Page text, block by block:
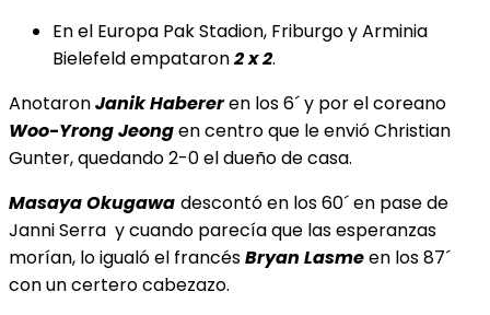
En el Europa Pak Stadion, Friburgo y Arminia
Bielefeld empataron2 x 2.
AnotaronJanik Habereren los 6´ y por el coreano
Woo-Yrong Jeongen centro que le envió Christian
Gunter, quedando 2-0 el dueño de casa.
Masaya Okugawa descontó en los 60´ en pase de
Janni Serra y cuando parecía que las esperanzas
morían, lo igualó el francésBryan Lasmeen los 87´
con un certero cabezazo.